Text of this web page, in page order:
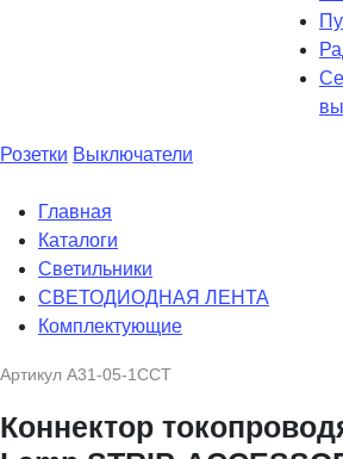
Розетки Выключатели
Главная
Каталоги
Светильники
СВЕТОДИОДНАЯ ЛЕНТА
Комплектующие
Артикул A31-05-1CCT
Коннектор